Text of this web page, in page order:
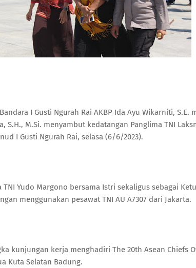
I Gusti Ngurah Rai AKBP Ida Ayu Wikarniti, S.E.
S.H., M.Si. menyambut kedatangan Panglima TNI
I Gusti Ngurah Rai, selasa (6/6/2023).
TNI Yudo Margono bersama Istri sekaligus sebagai
menggunakan pesawat TNI AU A7307 dari Jakarta.
kunjungan kerja menghadiri The 20th Asean Chiefs
Kuta Selatan Badung.